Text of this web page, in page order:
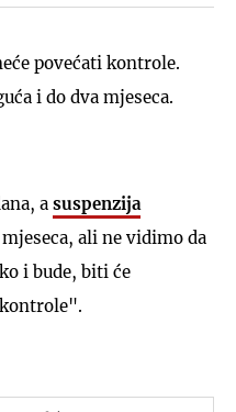
povećati kontrole.
i do dva mjeseca.
a suspenzija
ali ne vidimo da
i bude, biti će